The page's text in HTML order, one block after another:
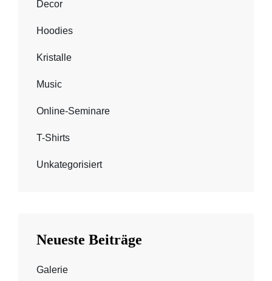
Decor
Hoodies
Kristalle
Music
Online-Seminare
T-Shirts
Unkategorisiert
Neueste Beiträge
Galerie